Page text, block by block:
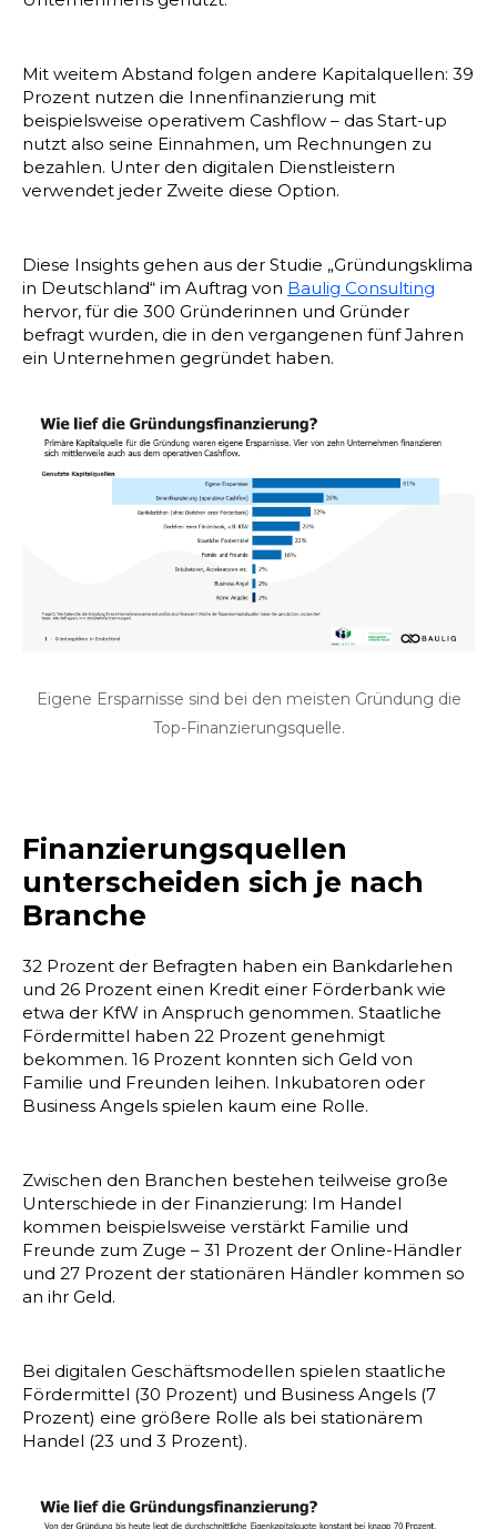
Mit weitem Abstand folgen andere Kapitalquellen: 39
Prozent nutzen die Innenfinanzierung mit
beispielsweise operativem Cashflow – das Start-up
nutzt also seine Einnahmen, um Rechnungen zu
bezahlen. Unter den digitalen Dienstleistern
verwendet jeder Zweite diese Option.
Diese Insights gehen aus der Studie „Gründungsklima
in Deutschland“ im Auftrag von Baulig Consulting
hervor, für die 300 Gründerinnen und Gründer
befragt wurden, die in den vergangenen fünf Jahren
ein Unternehmen gegründet haben.
Eigene Ersparnisse sind bei den meisten Gründung die
Top-Finanzierungsquelle.
Finanzierungsquellen
unterscheiden sich je nach
Branche
32 Prozent der Befragten haben ein Bankdarlehen
und 26 Prozent einen Kredit einer Förderbank wie
etwa der KfW in Anspruch genommen. Staatliche
Fördermittel haben 22 Prozent genehmigt
bekommen. 16 Prozent konnten sich Geld von
Familie und Freunden leihen. Inkubatoren oder
Business Angels spielen kaum eine Rolle.
Zwischen den Branchen bestehen teilweise große
Unterschiede in der Finanzierung: Im Handel
kommen beispielsweise verstärkt Familie und
Freunde zum Zuge – 31 Prozent der Online-Händler
und 27 Prozent der stationären Händler kommen so
an ihr Geld.
Bei digitalen Geschäftsmodellen spielen staatliche
Fördermittel (30 Prozent) und Business Angels (7
Prozent) eine größere Rolle als bei stationärem
Handel (23 und 3 Prozent).